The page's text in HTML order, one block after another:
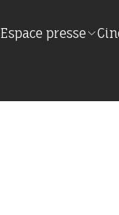
Espace presse